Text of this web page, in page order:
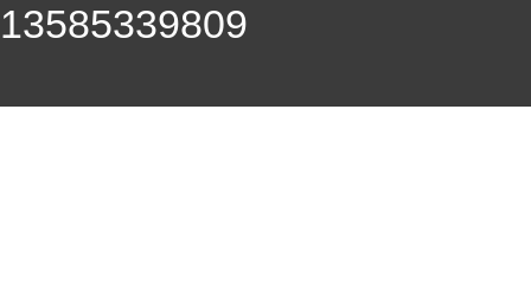
13585339809